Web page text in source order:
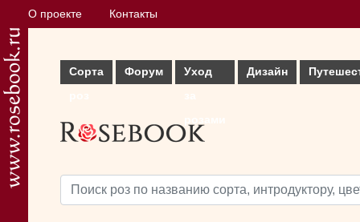
О проекте Контакты
Сорта
Форум
Уход
Дизайн